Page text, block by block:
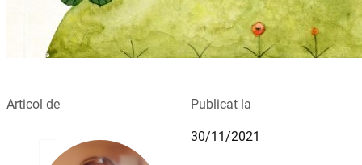
Articol de Publicat la
30/11/2021